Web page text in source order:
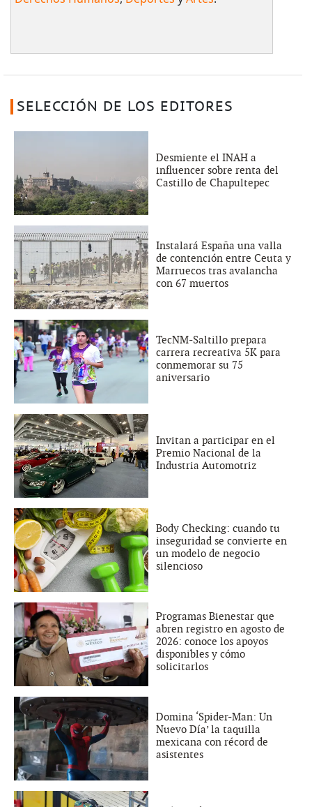
SELECCIÓN DE LOS EDITORES
Desmiente el INAH a
influencer sobre renta del
Castillo de Chapultepec
Instalará España una valla
de contención entre Ceuta y
Marruecos tras avalancha
con 67 muertos
TecNM-Saltillo prepara
carrera recreativa 5K para
conmemorar su 75
aniversario
Invitan a participar en el
Premio Nacional de la
Industria Automotriz
Body Checking: cuando tu
inseguridad se convierte en
un modelo de negocio
silencioso
Programas Bienestar que
abren registro en agosto de
2026: conoce los apoyos
disponibles y cómo
solicitarlos
Domina ‘Spider-Man: Un
Nuevo Día’ la taquilla
mexicana con récord de
asistentes